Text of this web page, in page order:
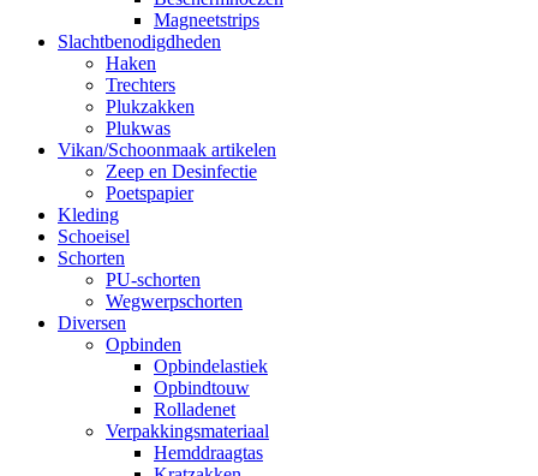
Magneetstrips
Slachtbenodigdheden
Haken
Trechters
Plukzakken
Plukwas
Vikan/Schoonmaak artikelen
Zeep en Desinfectie
Poetspapier
Kleding
Schoeisel
Schorten
PU-schorten
Wegwerpschorten
Diversen
Opbinden
Opbindelastiek
Opbindtouw
Rolladenet
Verpakkingsmateriaal
Hemddraagtas